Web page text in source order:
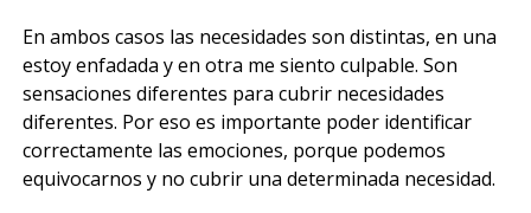
En ambos casos las necesidades son distintas, en una
estoy enfadada y en otra me siento culpable. Son
sensaciones diferentes para cubrir necesidades
diferentes. Por eso es importante poder identificar
correctamente las emociones, porque podemos
equivocarnos y no cubrir una determinada necesidad.